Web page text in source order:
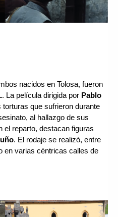
nacidos en Tolosa, fueron
La película dirigida por Pablo
que sufrieron durante
al hallazgo de sus
el reparto, destacan figuras
. El rodaje se realizó, entre
en varias céntricas calles de